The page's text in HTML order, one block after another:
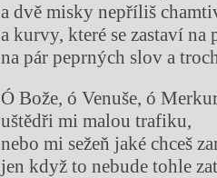
a dvě misky nepříliš
a kurvy, které se zastaví
na pár peprných slov a
Ó Bože, ó Venuše, ó
uštědři mi malou trafiku,
nebo mi sežeň jaké chceš
jen když to nebude tohle